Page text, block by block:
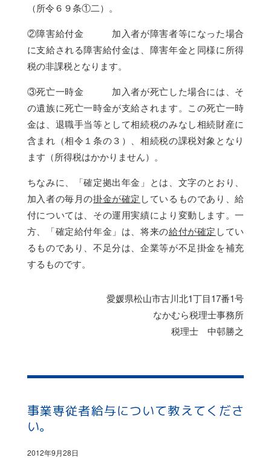
（所令６９条①二）。
②障害給付金 加入者が障害者等になった場合
に支給される障害給付金は、障害年金と同様に所得
税の非課税となります。
③死亡一時金 加入者が死亡した場合には、そ
の遺族に死亡一時金が支給されます。この死亡一時
金は、退職手当等として相続税のみなし相続財産に
含まれ（相令１条の３）、相続税の課税対象となり
ます（所得税はかかりません）。
ちなみに、「確定拠出年金」とは、文字のとおり、
加入者の毎月の掛金が確定 しているものであり、給
付については、その運用実績により変動します。一
方、「確定給付年金」は、将来の給付が確定 してい
るものであり、不足分は、企業等が不足掛金を補充
するものです。
愛媛県松山市古川北1丁目17番1号
なかむら税理士事務所
税理士 中邨勝之
事業専従者給与について教えてくださ
い。
2012年9月28日